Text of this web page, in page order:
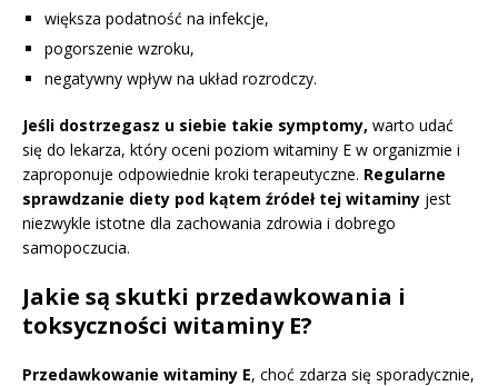
większa podatność na infekcje,
pogorszenie wzroku,
negatywny wpływ na układ rozrodczy.
Jeśli dostrzegasz u siebie takie symptomy, warto udać
się do lekarza, który oceni poziom witaminy E w organizmie i
zaproponuje odpowiednie kroki terapeutyczne. Regularne
sprawdzanie diety pod kątem źródeł tej witaminy jest
niezwykle istotne dla zachowania zdrowia i dobrego
samopoczucia.
Jakie są skutki przedawkowania i
toksyczności witaminy E?
Przedawkowanie witaminy E, choć zdarza się sporadycznie,